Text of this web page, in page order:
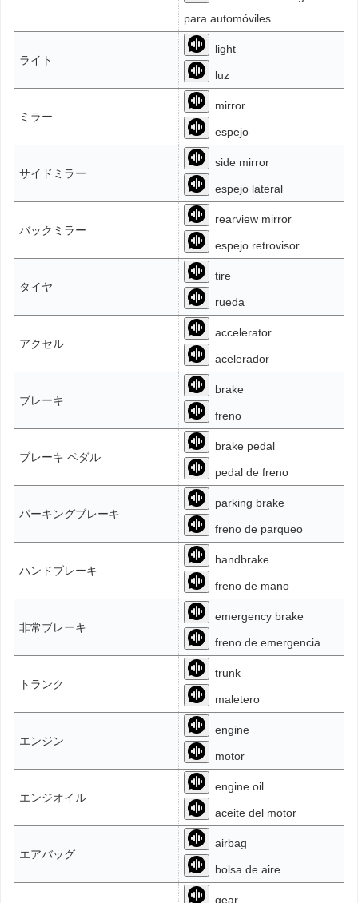
para automóviles
ライト
light
luz
ミラー
mirror
espejo
サイドミラー
side mirror
espejo lateral
バックミラー
rearview mirror
espejo retrovisor
タイヤ
tire
rueda
アクセル
accelerator
acelerador
ブレーキ
brake
freno
ブレーキ ペダル
brake pedal
pedal de freno
パーキングブレーキ
parking brake
freno de parqueo
ハンドブレーキ
handbrake
freno de mano
非常ブレーキ
emergency brake
freno de emergencia
トランク
trunk
maletero
エンジン
engine
motor
エンジオイル
engine oil
aceite del motor
エアバッグ
airbag
bolsa de aire
gear